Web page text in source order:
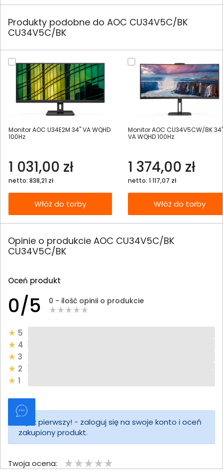
Produkty podobne do AOC CU34V5C/BK
CU34V5C/BK
Monitor AOC U34E2M 34" VA WQHD
100Hz
1 031,00 zł
netto: 838,21 zł
Włóż do torby
Monitor AOC CU34V5CW/BK 34"
VA WQHD 100Hz
1 374,00 zł
netto: 1 117,07 zł
Włóż do torby
Opinie o produkcie AOC CU34V5C/BK
CU34V5C/BK
Oceń produkt
0/5 0 - ilość opinii o produkcie
5
4
3
2
1
Bądź pierwszy! - zaloguj się na swoje konto i oceń
zakupiony produkt.
Twoja ocena: